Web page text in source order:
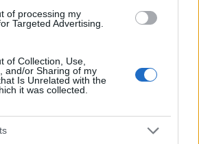
of processing my
Targeted Advertising.
of Collection, Use,
and/or Sharing of my
Is Unrelated with the
it was collected.
ήταν το γεγονός ότι το Android
και σε αυτή την κατηγορία,
τιμές, τη στιγμή που η
να τραβήξει το ενδιαφέρον του
κυκλοφόρησε smartphone με